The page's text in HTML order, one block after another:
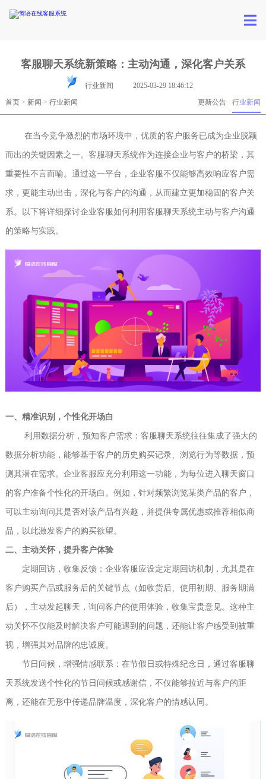
客服聊天系统新策略：主动沟通，深化客户关系
行业新闻
2025-03-29 18:46:12
行业新闻
更新公告
首页> 新闻 > 行业新闻
在当今竞争激烈的市场环境中，优质的客户服务已成为企业脱颖
而出的关键因素之一。客服聊天系统作为连接企业与客户的桥梁，其
重要性不言而喻。通过这一平台，企业客服不仅能够高效响应客户需
求，更能主动出击，深化与客户的沟通，从而建立更加稳固的客户关
系。以下将详细探讨企业客服如何利用客服聊天系统主动与客户沟通
的策略与实践。
一、精准识别，个性化开场白
利用数据分析，预知客户需求：客服聊天系统往往集成了强大的
数据分析功能，能够基于客户的历史购买记录、浏览行为等数据，预
测其潜在需求。企业客服应充分利用这一功能，为每位进入聊天窗口
的客户准备个性化的开场白。例如，针对频繁浏览某类产品的客户，
可以主动询问其是否对该产品有兴趣，并提供专属优惠或推荐相似商
品，以此激发客户的购买欲望。
二、主动关怀，提升客户体验
定期回访，收集反馈：企业客服应设定定期回访机制，尤其是在
客户购买产品或服务后的关键节点（如收货后、使用初期、服务期满
后），主动发起聊天，询问客户的使用体验，收集宝贵意见。这种主
动关怀不仅能及时解决客户可能遇到的问题，还能让客户感受到被重
视，增强其对品牌的忠诚度。
节日问候，增强情感联系：在节假日或特殊纪念日，通过客服聊
天系统发送个性化的节日问候或感谢信，不仅能够拉近与客户的距
离，还能在无形中传递品牌温度，深化客户的情感认同。